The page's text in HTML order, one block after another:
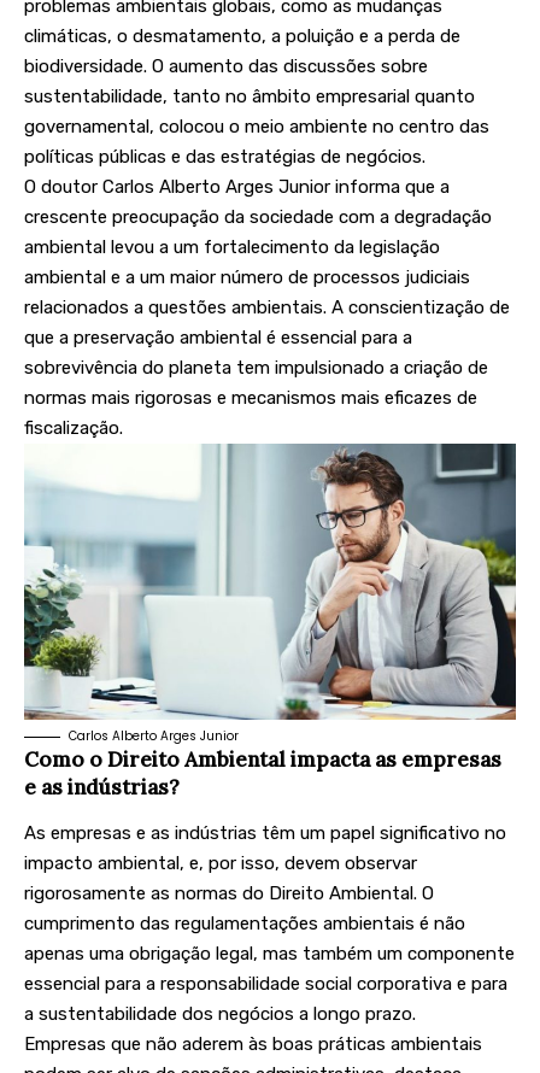
problemas ambientais globais, como as mudanças
climáticas, o desmatamento, a poluição e a perda de
biodiversidade. O aumento das discussões sobre
sustentabilidade, tanto no âmbito empresarial quanto
governamental, colocou o meio ambiente no centro das
políticas públicas e das estratégias de negócios.
O doutor Carlos Alberto Arges Junior informa que a
crescente preocupação da sociedade com a degradação
ambiental levou a um fortalecimento da legislação
ambiental e a um maior número de processos judiciais
relacionados a questões ambientais. A conscientização de
que a preservação ambiental é essencial para a
sobrevivência do planeta tem impulsionado a criação de
normas mais rigorosas e mecanismos mais eficazes de
fiscalização.
Carlos Alberto Arges Junior
Como o Direito Ambiental impacta as empresas
e as indústrias?
As empresas e as indústrias têm um papel significativo no
impacto ambiental, e, por isso, devem observar
rigorosamente as normas do Direito Ambiental. O
cumprimento das regulamentações ambientais é não
apenas uma obrigação legal, mas também um componente
essencial para a responsabilidade social corporativa e para
a sustentabilidade dos negócios a longo prazo.
Empresas que não aderem às boas práticas ambientais